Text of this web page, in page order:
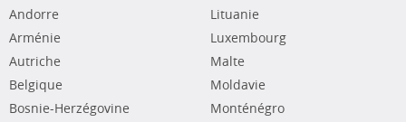
Andorre
Arménie
Autriche
Belgique
Bosnie-Herzégovine
Lituanie
Luxembourg
Malte
Moldavie
Monténégro